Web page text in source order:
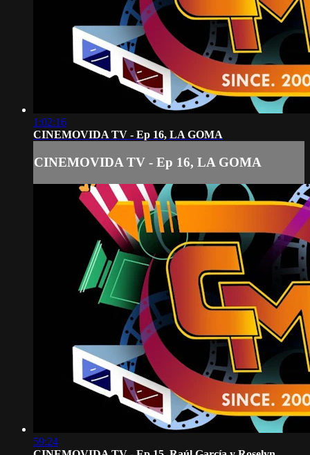
1:02:16
CINEMOVIDA TV - Ep 16, LA GOMA
CINEMOVIDA TV - Ep 16, LA GOMA
59:24